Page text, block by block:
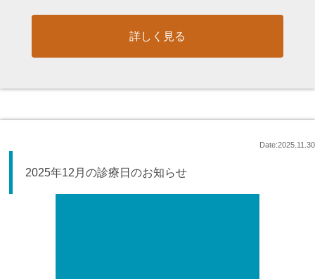
詳しく見る
Date:2025.11.30
2025年12月の診療日のお知らせ